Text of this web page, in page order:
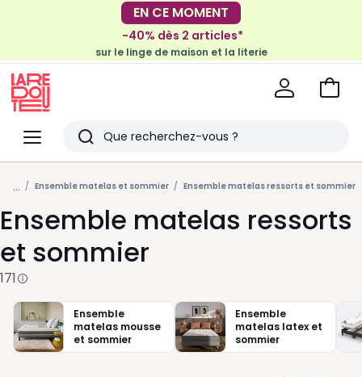
EN CE MOMENT
-30€ tous les 100€*
sur le meuble & la déco
-40% dès 2 articles*
sur le linge de maison et la literie
Menu
Redoute
Rechercher
Derniers
articles
vus
Voir
... Ensemble matelas et sommier Ensemble matelas ressorts et sommier
Ensemble matelas ressorts
et sommier
171
Ensemble
matelas mousse
et sommier
Ensemble
matelas latex et
sommier